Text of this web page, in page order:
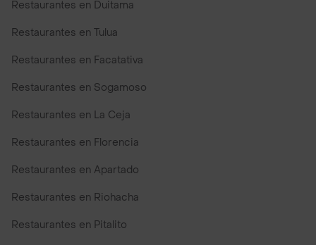
Restaurantes en Duitama
Restaurantes en Tulua
Restaurantes en Facatativa
Restaurantes en Sogamoso
Restaurantes en La Ceja
Restaurantes en Florencia
Restaurantes en Apartado
Restaurantes en Riohacha
Restaurantes en Pitalito